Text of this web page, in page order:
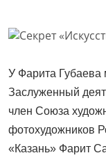
У Фарита Губаева
Заслуженный
член Союза
фотохудожников
«Казань» Фарит